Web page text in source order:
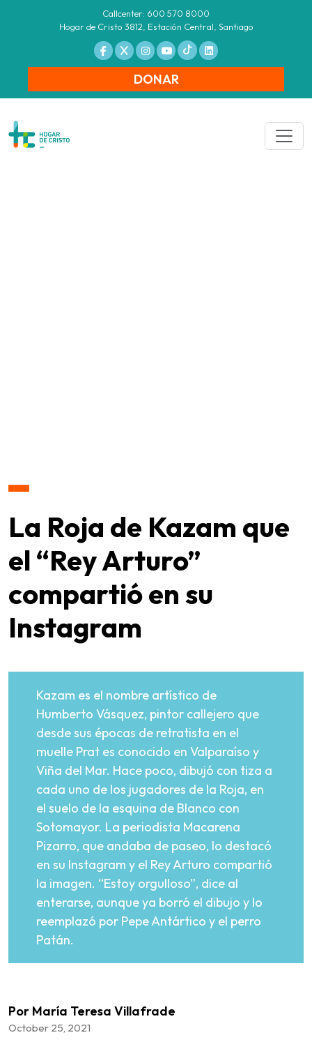
Callcenter: 600 570 8000
Hogar de Cristo 3812, Estación Central, Santiago
DONAR
La Roja de Kazam que
el “Rey Arturo”
compartió en su
Instagram
Kazam es el nombre artístico de
Humberto Vásquez, pintor callejero que
desde sus épocas de retratista en el
muelle Prat es conocido en Valparaíso y
Viña del Mar. Hace poco, dibujó con tiza a
cada uno de los jugadores de la Roja, en
el suelo de la esquina de Blanco con
Sotomayor. La periodista Macarena
Pizarro, que andaba de paseo, lo destacó
en su Instagram y el Rey Arturo compartió
la imagen. “Estoy orgulloso”, dice al
enterarse, aunque ya borró el dibujo y lo
reemplazó por Pepe Antártico y el perro
Patán.
Por María Teresa Villafrade
October 25, 2021